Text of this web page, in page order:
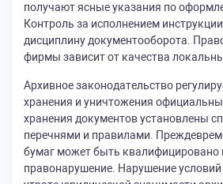
получают ясные указания по
Контроль за исполнением
дисциплину документооборота.
фирмы зависит от качества
Архивное законодательство
хранения и уничтожения
хранения документов установлены
перечнями и правилами.
бумаг может быть квалифицировано
правонарушение. Нарушение условий